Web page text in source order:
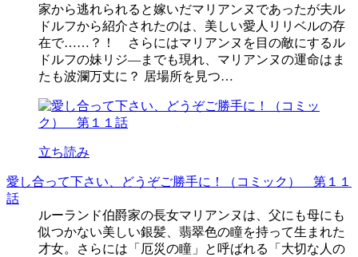
家から逃れられると嫁いだマリアンヌであったが夫ル
ドルフから紹介されたのは、美しい愛人リリベルの存
在で……？！ さらにはマリアンヌを目の敵にするル
ドルフの妹リジ―までも現れ、マリアンヌの運命はま
たも波瀾万丈に？ 居場所を見つ…
立ち読み
愛し合って下さい、どうぞご勝手に！（コミック） 第１１
話
ルーランド伯爵家の長女マリアンヌは、父にも母にも
似つかない美しい銀髪、翡翠色の瞳を持って生まれた
才女。さらには「厄災の瞳」と呼ばれる「大切な人の